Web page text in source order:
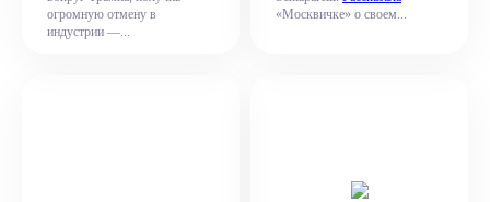
огромную отмену в
индустрии —...
«Москвичке» о своем...